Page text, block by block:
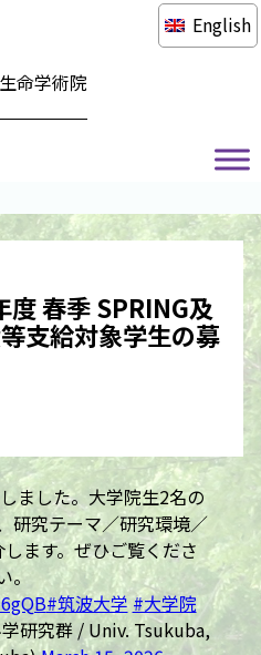
命学術院
English
春季 SPRING及
支給対象学生の募
ました。大学院生2名の
研究テーマ／研究環境／
ます。ぜひご覧くださ
。
#筑波大学 #大学院
研究群 / Univ. Tsukuba,